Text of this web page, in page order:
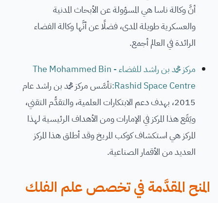
أنَّ وكالة ناسا هي المسؤولة عن الأبحاث المدنية
والعسكرية طويلة المدى، فضلًا عن أنَّها وكالة الفضاء
الرائدة في العالم أجمع.
مركز محمد بن راشد للفضاء - The Mohammed Bin
Rashid Space Centre: تأسَّس مركز محمد بن راشد عام
2015، بهدف دعم الابتكارات العلمية، والتقدُّم التقني،
ويَقَع هذا المركز في الإمارات ومن الأهداف الرئيسية لهذا
المركز هي استكشاف كوكب المريخ وقد أطلق هذا المركز
العديد من الأقمار الصناعية.
المنح المقدَّمة في تخصص علم الفلك